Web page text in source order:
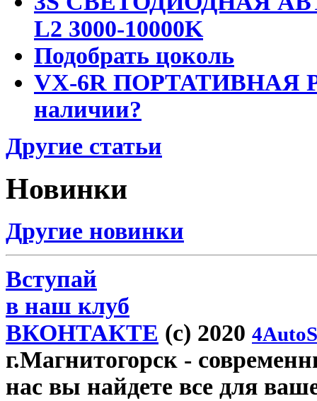
L2 3000-10000K
Подобрать цоколь
VX-6R ПОРТАТИВНАЯ
наличии?
Другие статьи
Новинки
Другие новинки
Вступай
в наш клуб
ВКОНТАКТЕ (c) 2020
г.Магнитогорск -
нас вы найдете все для